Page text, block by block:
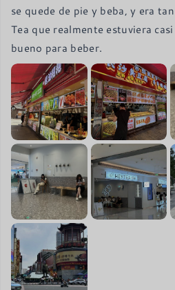
se quede de pie y beba, y era
Tea que realmente estuviera
bueno para beber.